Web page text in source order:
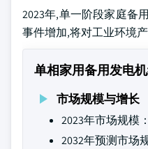
2023年,单一阶段家庭备
事件增加,将对工业环境产
单相家用备用发电
市场规模与增长
2023年市场规模
2032年预测市场